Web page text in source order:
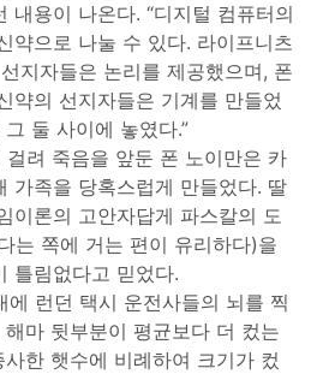
내용이 나온다. “디지털 컴퓨터의
약으로 나눌 수 있다. 라이프니츠
지자들은 논리를 제공했으며, 폰
약의 선지자들은 기계를 만들었
둘 사이에 놓였다.”
려 죽음을 앞둔 폰 노이만은 카
가족을 당혹스럽게 만들었다. 딸
이론의 고안자답게 파스칼의 도
는 쪽에 거는 편이 유리하다)을
틀림없다고 믿었다.
런던 택시 운전사들의 뇌를 찍
마 뒷부분이 평균보다 더 컸는
한 햇수에 비례하여 크기가 컸